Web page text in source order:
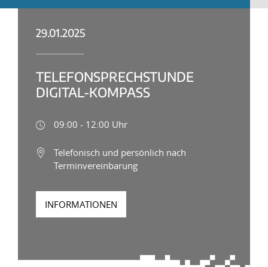
29.01.2025
TELEFONSPRECHSTUNDE
DIGITAL-KOMPASS
09:00 - 12:00 Uhr
Telefonisch und persönlich nach
Terminvereinbarung
INFORMATIONEN